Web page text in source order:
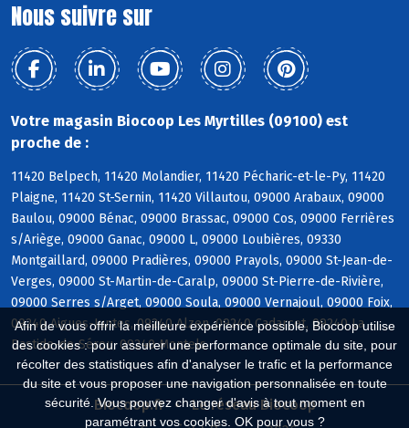
Afin de vous offrir la meilleure expérience possible, Biocoop utilise
des cookies : pour assurer une performance optimale du site, pour
récolter des statistiques afin d'analyser le trafic et la performance
du site et vous proposer une navigation personnalisée en toute
sécurité. Vous pouvez changer d'avis à tout moment en
paramétrant vos cookies. OK pour vous ?
Nous suivre sur
Votre magasin Biocoop Les Myrtilles (09100) est
proche de :
11420 Belpech, 11420 Molandier, 11420 Pécharic-et-le-Py, 11420
Plaigne, 11420 St-Sernin, 11420 Villautou, 09000 Arabaux, 09000
Baulou, 09000 Bénac, 09000 Brassac, 09000 Cos, 09000 Ferrières
s/Ariège, 09000 Ganac, 09000 L, 09000 Loubières, 09330
Montgaillard, 09000 Pradières, 09000 Prayols, 09000 St-Jean-de-
Verges, 09000 St-Martin-de-Caralp, 09000 St-Pierre-de-Rivière,
09000 Serres s/Arget, 09000 Soula, 09000 Vernajoul, 09000 Foix,
09240 Aigues-Juntes, 09240 Alzen, 09240 Cadarcet, 09240 La
Bastide-de-Sérou, 09240 Montels
Biocoop.fr
Le réseau Biocoop